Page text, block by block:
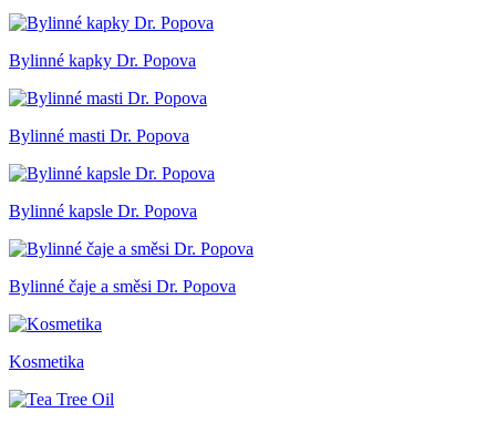
Bylinné kapky Dr. Popova
Bylinné masti Dr. Popova
Bylinné kapsle Dr. Popova
Bylinné čaje a směsi Dr. Popova
Kosmetika